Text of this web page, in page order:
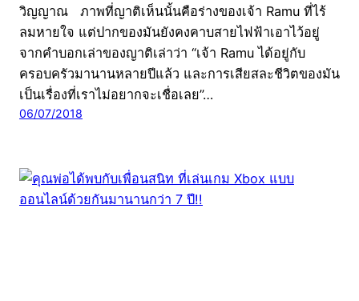
วิญญาณ ภาพที่ญาติเห็นนั้นคือร่างของเจ้า Ramu ที่ไร้
ลมหายใจ แต่ปากของมันยังคงคาบสายไฟฟ้าเอาไว้อยู่
จากคำบอกเล่าของญาติเล่าว่า “เจ้า Ramu ได้อยู่กับ
ครอบครัวมานานหลายปีแล้ว และการเสียสละชีวิตของมัน
เป็นเรื่องที่เราไม่อยากจะเชื่อเลย”…
06/07/2018